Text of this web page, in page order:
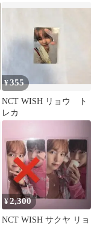
¥355
NCT WISH リョウ ト
レカ
¥2,300
NCT WISH サクヤ リョ